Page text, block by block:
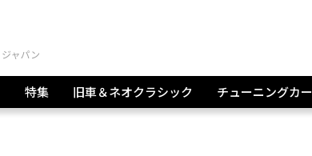
特集 旧車＆ネオクラシック チューニングカー